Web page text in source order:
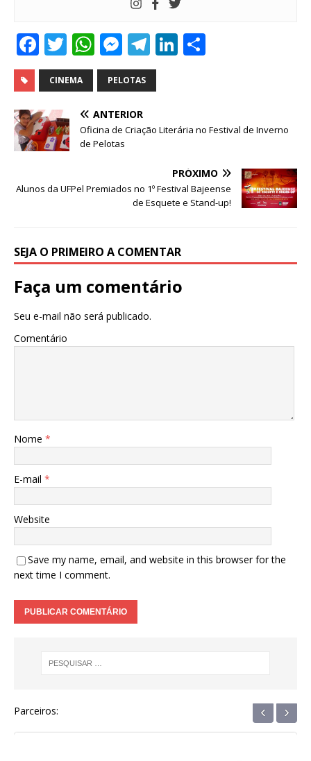
F
a
c
e
b
o
o
k
T
w
it
te
r
W
h
at
s
A
p
M
e
ss
e
n
g
r
T
el
e
ra
Li
dI
CINEMA PELOTAS
ANTERIOR
Oficina de Criação Literária no Festival de Inverno
de Pelotas
PRÓXIMO
Alunos da UFPel Premiados no 1º Festival Bajeense
de Esquete e Stand-up!
SEJA O PRIMEIRO A COMENTAR
Faça um comentário
Seu e-mail não será publicado.
Comentário
Nome *
E-mail *
Website
Save my name, email, and website in this browser for the
next time I comment.
Parceiros: ‹ ›